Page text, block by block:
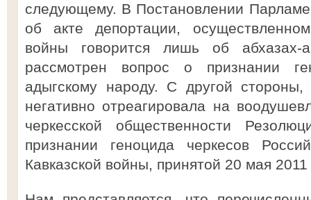
следующему. В Постановлении
об акте депортации,
войны говорится лишь об
рассмотрен вопрос о признании
адыгскому народу. С другой стороны,
негативно отреагировала на
черкесской общественности
признании геноцида черкесов
Кавказской войны, принятой 20 мая 2011